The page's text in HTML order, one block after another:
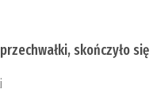
skończyło się